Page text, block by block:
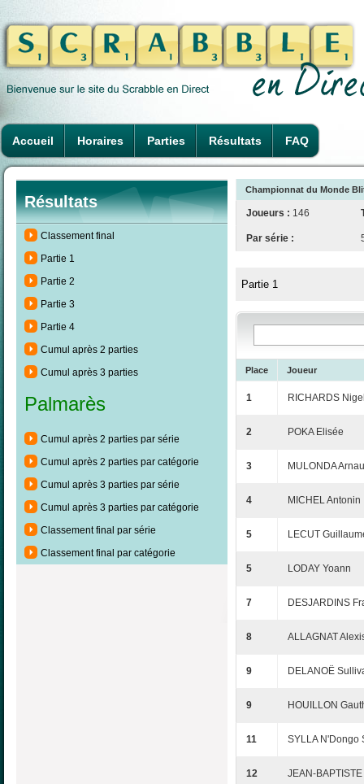
Accueil Horaires Parties Résultats FAQ
Résultats
Classement final
Partie 1
Partie 2
Partie 3
Partie 4
Cumul après 2 parties
Cumul après 3 parties
Palmarès
Cumul après 2 parties par série
Cumul après 2 parties par catégorie
Cumul après 3 parties par série
Cumul après 3 parties par catégorie
Classement final par série
Classement final par catégorie
Championnat du Monde
Joueurs : 146
Par série :
Partie 1
Place Joueur
1 RICHARDS
2 POKA Elisée
3 MULONDA
4 MICHEL Antonin
5 LECUT
5 LODAY Yoann
7 DESJARDINS
8 ALLAGNAT
9 DELANOË
9 HOUILLON
11 SYLLA N'Dongo
12 JEAN-